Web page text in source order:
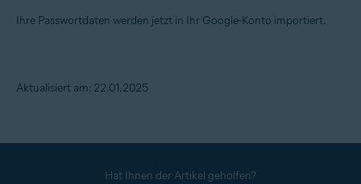
Ihre Passwortdaten werden jetzt in Ihr Google-Konto importiert.
Aktualisiert am: 22.01.2025
Hat Ihnen der Artikel geholfen?